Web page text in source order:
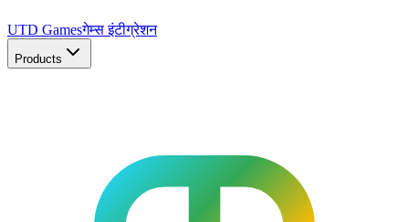
UTD Gamesगेम्स इंटीग्रेशन
Products